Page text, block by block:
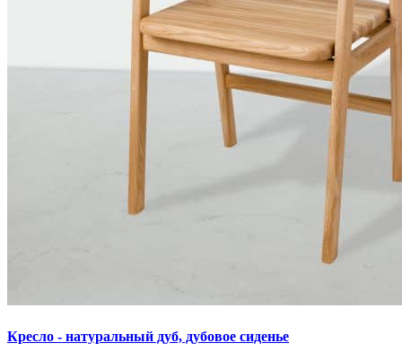
Кресло - натуральный дуб, дубовое сиденье